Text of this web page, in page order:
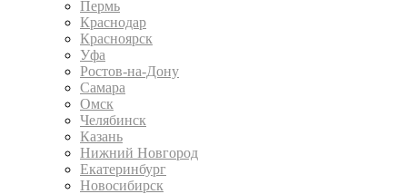
Пермь
Краснодар
Красноярск
Уфа
Ростов-на-Дону
Самара
Омск
Челябинск
Казань
Нижний Новгород
Екатеринбург
Новосибирск